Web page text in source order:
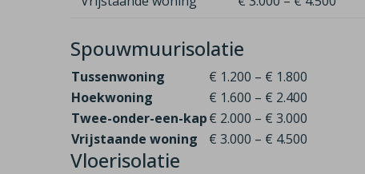
Spouwmuurisolatie
Tussenwoning
€ 1.200 – € 1.800
Hoekwoning
€ 1.600 – € 2.400
Twee-onder-een-kap€ 2.000 – € 3.000
Vrijstaande woning
€ 3.000 – € 4.500
Vloerisolatie